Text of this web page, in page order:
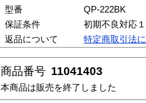
型番
QP-222BK
保証条件
初期不良対応
返品について
特定商取引法
商品番号 11041403
本商品は販売を終了しました